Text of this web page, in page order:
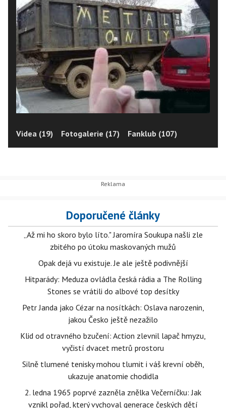
Videa (19) Fotogalerie (17) Fanklub (107)
Doporučené články
„Až mi ho skoro bylo líto." Jaromíra Soukupa našli zle
zbitého po útoku maskovaných mužů
Opak dejá vu existuje. Je ale ještě podivnější
Hitparády: Meduza ovládla česká rádia a The Rolling
Stones se vrátili do albové top desítky
Petr Janda jako Cézar na nosítkách: Oslava narozenin,
jakou Česko ještě nezažilo
Klid od otravného bzučení: Action zlevnil lapač hmyzu,
vyčistí dvacet metrů prostoru
Silně tlumené tenisky mohou tlumit i váš krevní oběh,
ukazuje anatomie chodidla
2. ledna 1965 poprvé zazněla znělka Večerníčku: Jak
vznikl pořad, který vychoval generace českých dětí